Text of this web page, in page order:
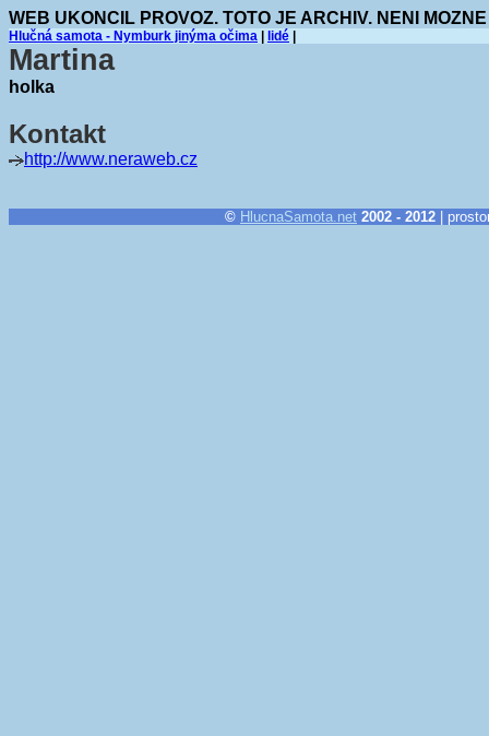
WEB UKONCIL PROVOZ. TOTO JE ARCHIV. NENI
Hlučná samota - Nymburk jinýma očima lidé
Martina
holka
Kontakt
http://www.neraweb.cz
© HlucnaSamota.net 2002 - 2012 |